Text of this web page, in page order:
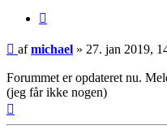
Indlæg
afmichael » 27. jan 2019,
Forummet er opdateret nu.
(jeg får ikke nogen)